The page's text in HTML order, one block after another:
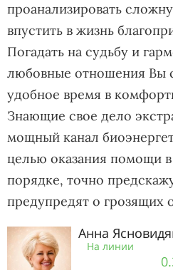
проанализировать
впустить в жизнь
Погадать на судьбу и
любовные отношения Вы
удобное время в
Знающие свое дело
мощный канал
целью оказания помощи
порядке, точно
предупредят о грозящих